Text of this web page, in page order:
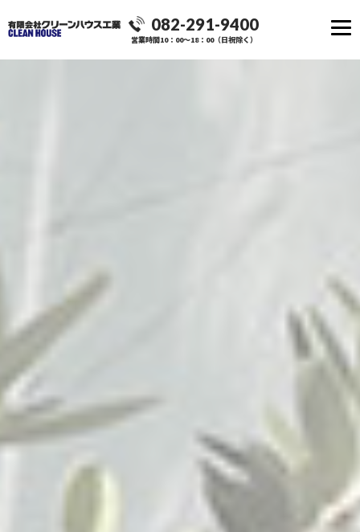
082-291-9400
営業時間10：00～18：00（日祝除く）